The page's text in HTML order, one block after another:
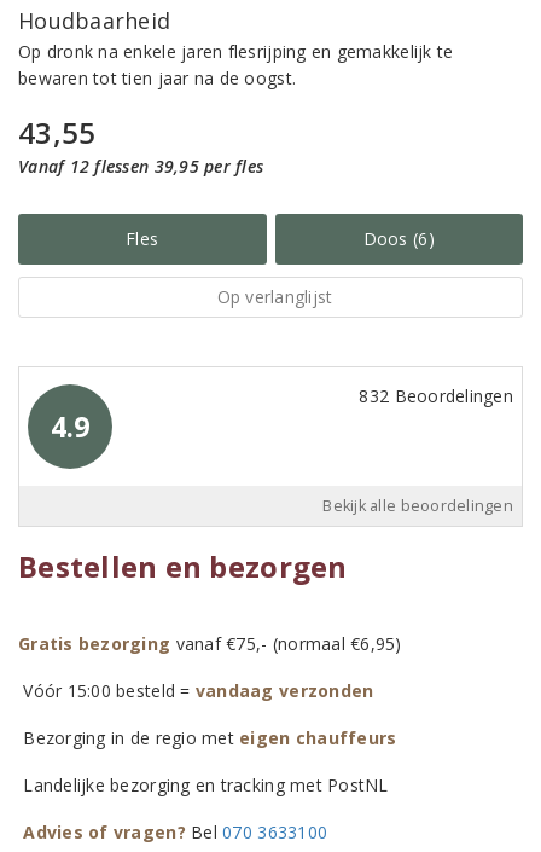
Houdbaarheid
Op dronk na enkele jaren flesrijping en gemakkelijk te
bewaren tot tien jaar na de oogst.
43,55
Vanaf 12 flessen 39,95 per fles
Fles Doos (6)
Op verlanglijst
4.9
832 Beoordelingen
Bekijk alle beoordelingen
Bestellen en bezorgen
Gratis bezorging vanaf €75,- (normaal €6,95)
Vóór 15:00 besteld = vandaag verzonden
Bezorging in de regio met eigen chauffeurs
Landelijke bezorging en tracking met PostNL
Advies of vragen? Bel070 3633100